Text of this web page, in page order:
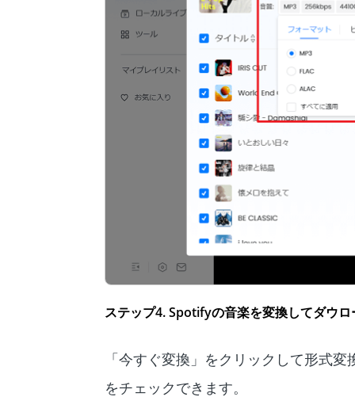
ステップ4. Spotifyの音楽を変換してダウロ
「今すぐ変換」をクリックして形式
をチェックできます。